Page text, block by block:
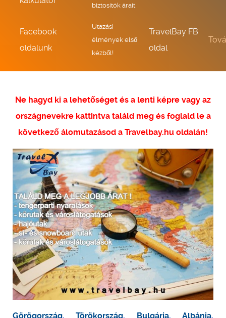
biztosítók árait
Facebook
oldalunk
Utazási
élmények első
kézből!
TravelBay FB
oldal
Ne hagyd ki a lehetőséget és a lenti képre vagy az
országnevekre kattintva találd meg és foglald le a
következő álomutazásod a Travelbay.hu oldalán!
Görögország,Törökország, Bulgária,Albánia,